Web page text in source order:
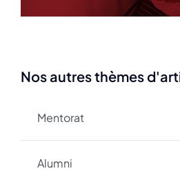
Nos autres thèmes
Mentorat
Alumni